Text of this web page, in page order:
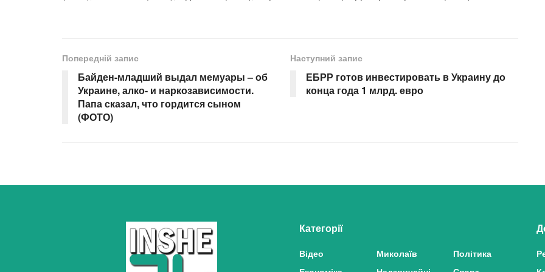
Попередній запис
Байден-младший выдал мемуары – об
Украине, алко- и наркозависимости.
Папа сказал, что гордится сыном
(ФОТО)
Наступний запис
ЕБРР готов инвестировать в Украину до
конца года 1 млрд. евро
Категорії
Відео
Миколаїв
Політика